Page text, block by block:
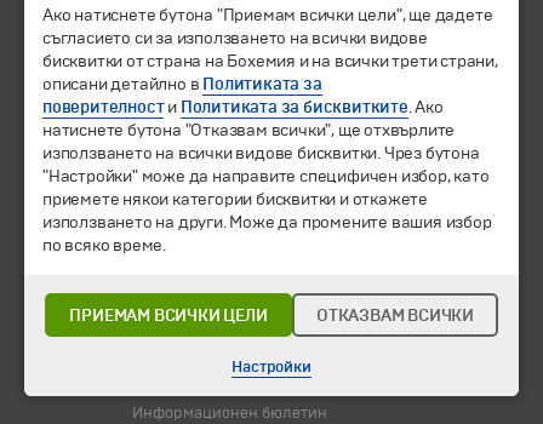
Календар
Всички програми от А до Я
Промоции
Горещи оферти
Потвърдени дати
Празници
Оферта на деня
Хотелски резервации
Корпоративно обслужване
Информационен бюлетин
Ако натиснете бутона "Приемам всички цели", ще дадете
съгласието си за използването на всички видове
бисквитки от страна на Бохемия и на всички трети страни,
описани детайлно в Политиката за
поверителности Политиката за бисквитките. Ако
натиснете бутона "Отказвам всички", ще отхвърлите
използването на всички видове бисквитки. Чрез бутона
"Настройки" може да направите специфичен избор, като
приемете някои категории бисквитки и откажете
използването на други. Може да промените вашия избор
по всяко време.
ПРИЕМАМ ВСИЧКИ ЦЕЛИ ОТКАЗВАМ ВСИЧКИ
Настройки